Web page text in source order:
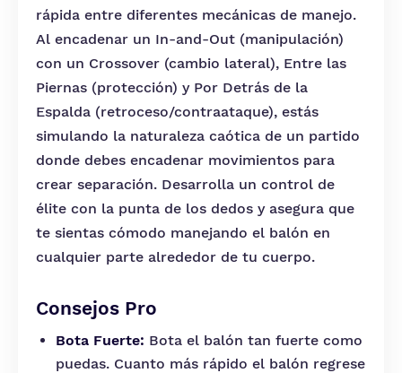
rápida entre diferentes mecánicas de manejo.
Al encadenar un In-and-Out (manipulación)
con un Crossover (cambio lateral), Entre las
Piernas (protección) y Por Detrás de la
Espalda (retroceso/contraataque), estás
simulando la naturaleza caótica de un partido
donde debes encadenar movimientos para
crear separación. Desarrolla un control de
élite con la punta de los dedos y asegura que
te sientas cómodo manejando el balón en
cualquier parte alrededor de tu cuerpo.
Consejos Pro
Bota Fuerte: Bota el balón tan fuerte como
puedas. Cuanto más rápido el balón regrese